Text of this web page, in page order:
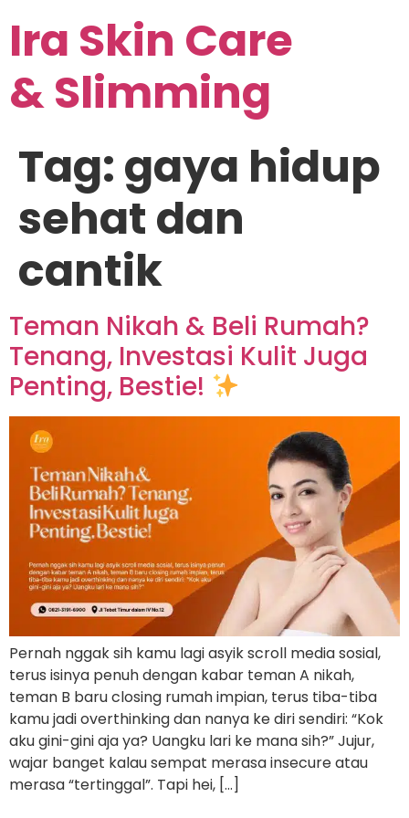
Ira Skin Care
& Slimming
Tag:gaya hidup
sehat dan
cantik
Teman Nikah & Beli Rumah?
Tenang, Investasi Kulit Juga
Penting, Bestie!
Pernah nggak sih kamu lagi asyik scroll media sosial,
terus isinya penuh dengan kabar teman A nikah,
teman B baru closing rumah impian, terus tiba-tiba
kamu jadi overthinking dan nanya ke diri sendiri: “Kok
aku gini-gini aja ya? Uangku lari ke mana sih?” Jujur,
wajar banget kalau sempat merasa insecure atau
merasa “tertinggal”. Tapi hei, […]